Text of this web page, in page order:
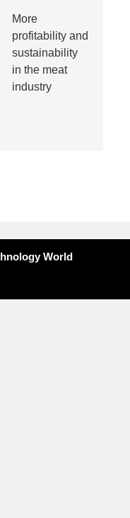
More
profitability and
sustainability
in the meat
industry
World